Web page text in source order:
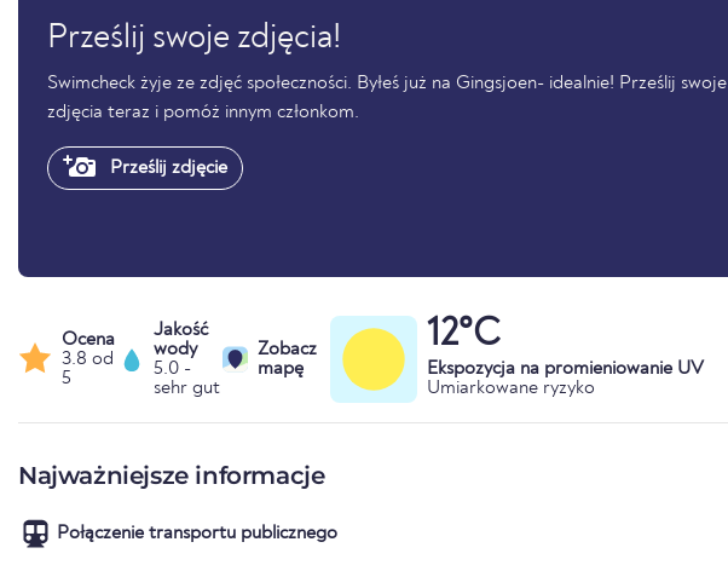
Prześlij swoje zdjęcia!
Swimcheck żyje ze zdjęć społeczności. Byłeś już na Gingsjoen- idealnie! Prześlij swoje
zdjęcia teraz i pomóż innym członkom.
Prześlij zdjęcie
Ocena
3.8 od
5
Jakość
wody
5.0 -
sehr gut
Zobacz
mapę
12°C
Ekspozycja na promieniowanie UV
Umiarkowane ryzyko
Najważniejsze informacje
Połączenie transportu publicznego